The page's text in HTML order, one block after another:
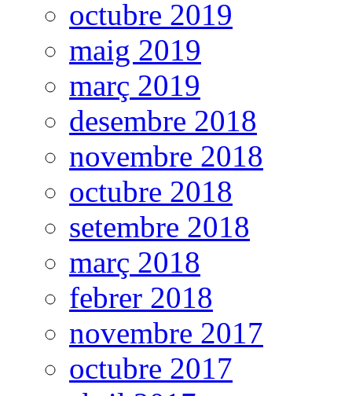
octubre 2019
maig 2019
març 2019
desembre 2018
novembre 2018
octubre 2018
setembre 2018
març 2018
febrer 2018
novembre 2017
octubre 2017